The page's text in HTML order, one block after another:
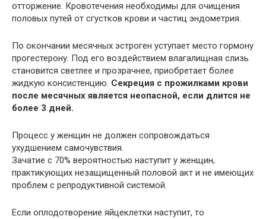
отторжение. Кровотечения необходимы для очищения
половых путей от сгустков крови и частиц эндометрия.
По окончании месячных эстроген уступает место гормону
прогестерону. Под его воздействием влагалищная слизь
становится светлее и прозрачнее, приобретает более
жидкую консистенцию. Секреция с прожилками крови
после месячных является неопасной, если длится не
более 3 дней.
Процесс у женщин не должен сопровождаться
ухудшением самочувствия.
Зачатие с 70% вероятностью наступит у женщин,
практикующих незащищенный половой акт и не имеющих
проблем с репродуктивной системой.
Если оплодотворение яйцеклетки наступит, то